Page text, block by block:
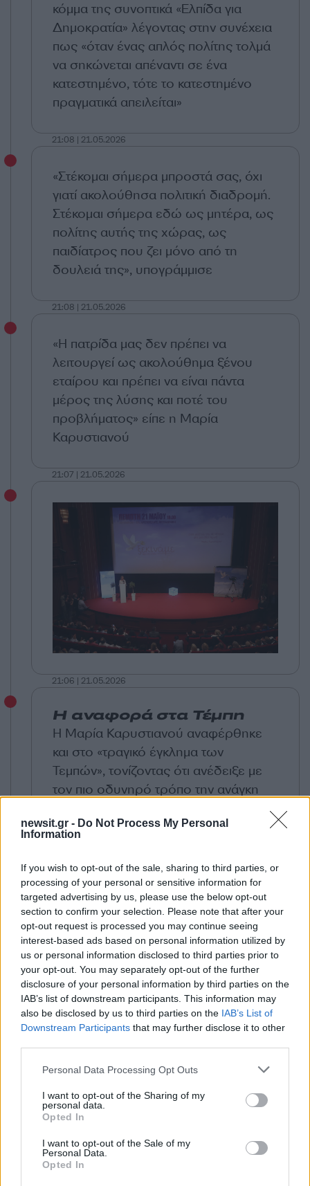
newsit.gr - Do Not Process My Personal
Information
If you wish to opt-out of the sale, sharing to third parties, or
processing of your personal or sensitive information for
targeted advertising by us, please use the below opt-out
section to confirm your selection. Please note that after your
opt-out request is processed you may continue seeing
interest-based ads based on personal information utilized by
us or personal information disclosed to third parties prior to
your opt-out. You may separately opt-out of the further
disclosure of your personal information by third parties on the
IAB’s list of downstream participants. This information may
also be disclosed by us to third parties on the IAB’s List of
Downstream Participants that may further disclose it to other
Please note that this website/app uses one or more Google
not limited to your visit or usage behaviour. You may click to
grant or deny consent to Google and its third-party tags to
use your data for below specified purposes in below Google
consent section.
Personal Data Processing Opt Outs
I want to opt-out of the Sharing of my
personal data.
Opted In
I want to opt-out of the Sale of my
Personal Data.
Opted In
κόμμα της συνοπτικά «Ελπίδα για
Δημοκρατία» λέγοντας στην συνέχεια
πως «όταν ένας απλός πολίτης τολμά
να σηκώνεται απέναντι σε ένα
κατεστημένο, τότε το κατεστημένο
πραγματικά απειλείται»
21:08 | 21.05.2026
«Στέκομαι σήμερα μπροστά σας, όχι
γιατί ακολούθησα πολιτική διαδρομή.
Στέκομαι σήμερα εδώ ως μητέρα, ως
πολίτης αυτής της χώρας, ως
παιδίατρος που ζει μόνο από τη
δουλειά της», υπογράμμισε
21:08 | 21.05.2026
«Η πατρίδα μας δεν πρέπει να
λειτουργεί ως ακολούθημα ξένου
εταίρου και πρέπει να είναι πάντα
μέρος της λύσης και ποτέ του
προβλήματος» είπε η Μαρία
Καρυστιανού
21:07 | 21.05.2026
21:06 | 21.05.2026
Η αναφορά στα Τέμπη
Η Μαρία Καρυστιανού αναφέρθηκε
και στο «τραγικό έγκλημα των
Τεμπών», τονίζοντας ότι ανέδειξε με
τον πιο οδυνηρό τρόπο την ανάγκη
μεταφορές. Παράλληλα, έκανε λόγο
της ενημέρωσης», ζητώντας ενίσχυση
όλων των Μέσων Ενημέρωσης και
θέσπιση κρατικών κανόνων στη
χρηματοδότησή τους.
Στην ιδρυτική διακήρυξη
περιλαμβάνονται ακόμη η ενίσχυση
της πολιτιστικής δημιουργίας και η
ενσωμάτωσή της στην παιδεία και την
καθημερινότητα, με την αρχαία
ελληνική γραμματεία να τίθεται ως
προτεραιότητα. Η Μαρία Καρυστιανού
μίλησε επίσης για άμεσα και δραστικά
μέτρα ανάταξης της ελληνικής
υπαίθρου, αλλά και για προάσπιση της
εθνικής κυριαρχίας, των κυριαρχικών
δικαιωμάτων, των εθνικών
συμφερόντων και της εδαφικής